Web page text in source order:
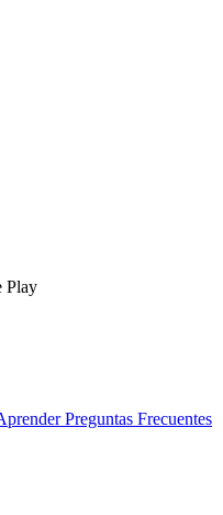
Play
Preguntas Frecuentes